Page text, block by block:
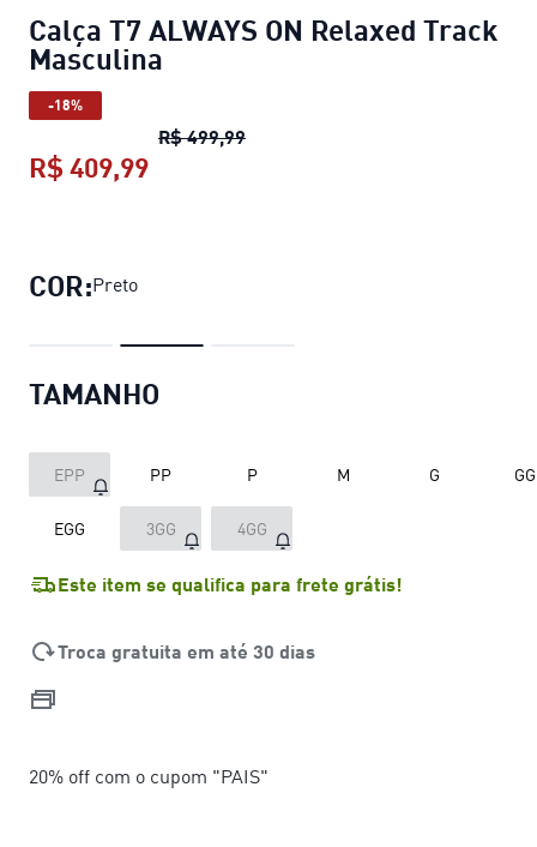
Calça T7 ALWAYS ON Relaxed Track
Masculina
-18%
R$ 499,99Calça T7 ALWAYS ON Relaxed
R$ 409,99
COR:Preto
TAMANHO
EPP PP P M G GG
EGG 3GG 4GG
Este item se qualifica para frete grátis!
Troca gratuita em até 30 dias
20% off com o cupom "PAIS"